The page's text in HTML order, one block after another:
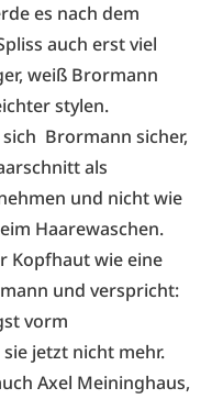
es nach dem
auch erst viel
weiß Brormann
stylen.
Brormann sicher,
als
und nicht wie
Haarewaschen.
Kopfhaut wie eine
und verspricht:
vorm
jetzt nicht mehr.
Axel Meininghaus,